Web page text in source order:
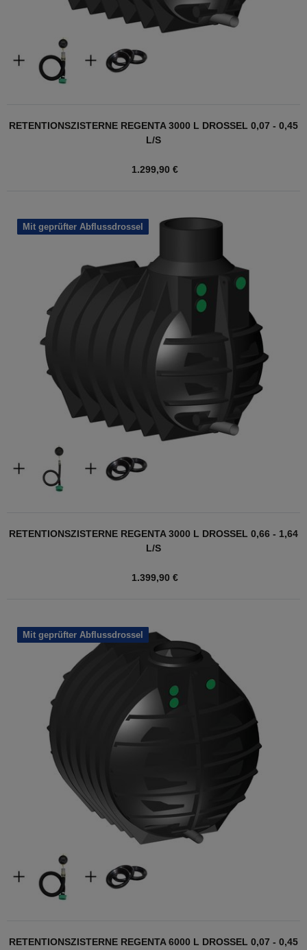
RETENTIONSZISTERNE REGENTA 3000 L DROSSEL 0,07 - 0,45
L/S
1.299,90 €
Mit geprüfter Abflussdrossel
RETENTIONSZISTERNE REGENTA 3000 L DROSSEL 0,66 - 1,64
L/S
1.399,90 €
Mit geprüfter Abflussdrossel
RETENTIONSZISTERNE REGENTA 6000 L DROSSEL 0,07 - 0,45